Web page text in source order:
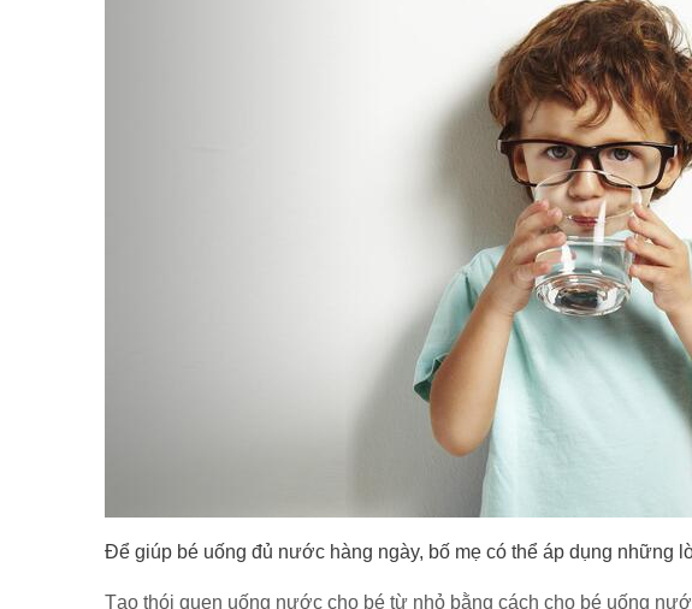
Để giúp bé uống đủ nước hàng ngày, bố mẹ có thể áp dụng những
Tạo thói quen uống nước cho bé từ nhỏ bằng cách cho bé uống